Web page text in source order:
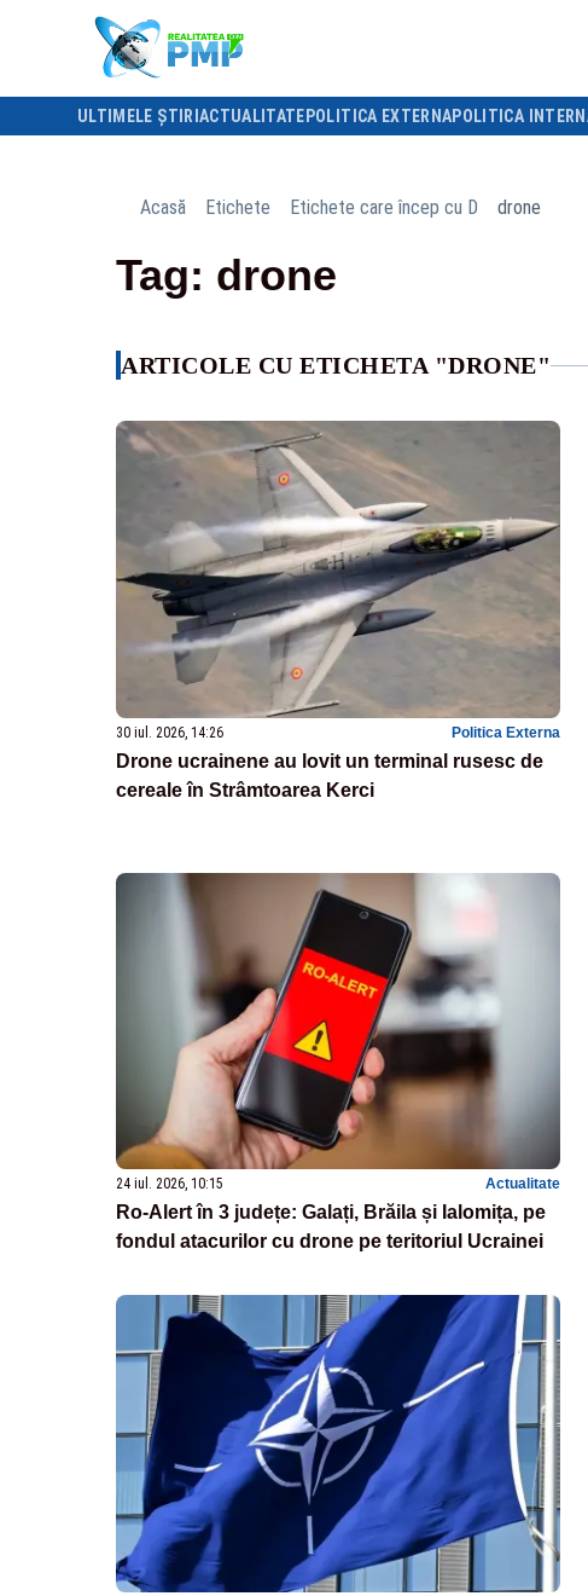
ULTIMELE ȘTIRI ACTUALITATE POLITICA EXTERNAPOLITICA
Acasă Etichete Etichete care încep cu D drone
Tag: drone
ARTICOLE CU ETICHETA "DRONE"
30 iul. 2026, 14:26 Politica Externa
Drone ucrainene au lovit un terminal rusesc de
cereale în Strâmtoarea Kerci
24 iul. 2026, 10:15 Actualitate
Ro‑Alert în 3 județe: Galați, Brăila și Ialomița, pe
fondul atacurilor cu drone pe teritoriul Ucrainei